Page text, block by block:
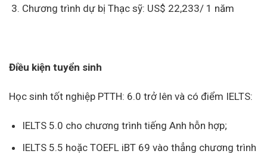
Chương trình dự bị Thạc sỹ: US$ 22,233/ 1 năm
Điều kiện tuyển sinh
Học sinh tốt nghiệp PTTH: 6.0 trở lên và có điểm IELTS:
IELTS 5.0 cho chương trình tiếng Anh hỗn hợp;
IELTS 5.5 hoặc TOEFL iBT 69 vào thẳng chương trình